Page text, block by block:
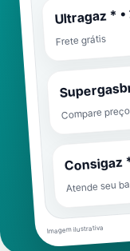
Ultragaz *
Frete grátis
Compare
Consigaz
Atende seu
Imagem ilustrativa